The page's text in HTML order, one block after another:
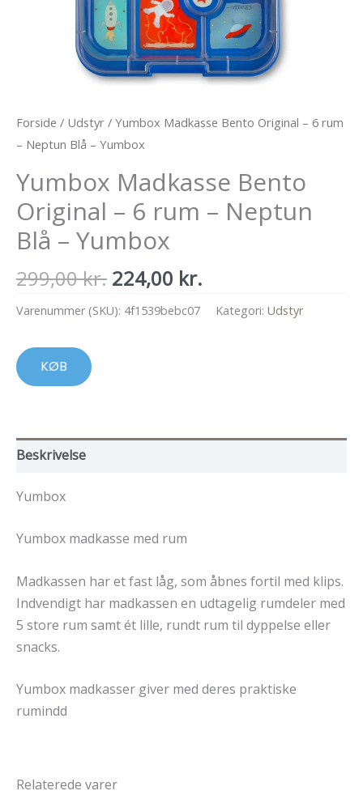
Forside / Udstyr / Yumbox Madkasse Bento Original – 6 rum
– Neptun Blå – Yumbox
Yumbox Madkasse Bento
Original – 6 rum – Neptun
Blå – Yumbox
299,00kr. Den
oprindelige
pris
224,00 kr.
pris
Varenummer (SKU): 4f1539bebc07 Kategori: Udstyr
KØB
Beskrivelse
Yumbox
Yumbox madkasse med rum
Madkassen har et fast låg, som åbnes fortil med klips.
Indvendigt har madkassen en udtagelig rumdeler med
5 store rum samt ét lille, rundt rum til dyppelse eller
snacks.
Yumbox madkasser giver med deres praktiske
rumindd
Relaterede varer